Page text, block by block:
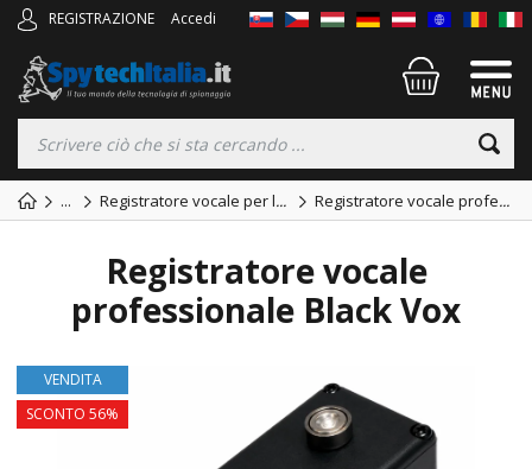
REGISTRAZIONE Accedi
... Registratore vocale per l... Registratore vocale profe...
Registratore vocale
professionale Black Vox
VENDITA
SCONTO 56%